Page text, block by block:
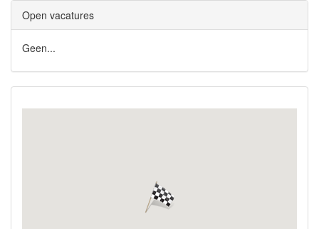
Open vacatures
Geen...